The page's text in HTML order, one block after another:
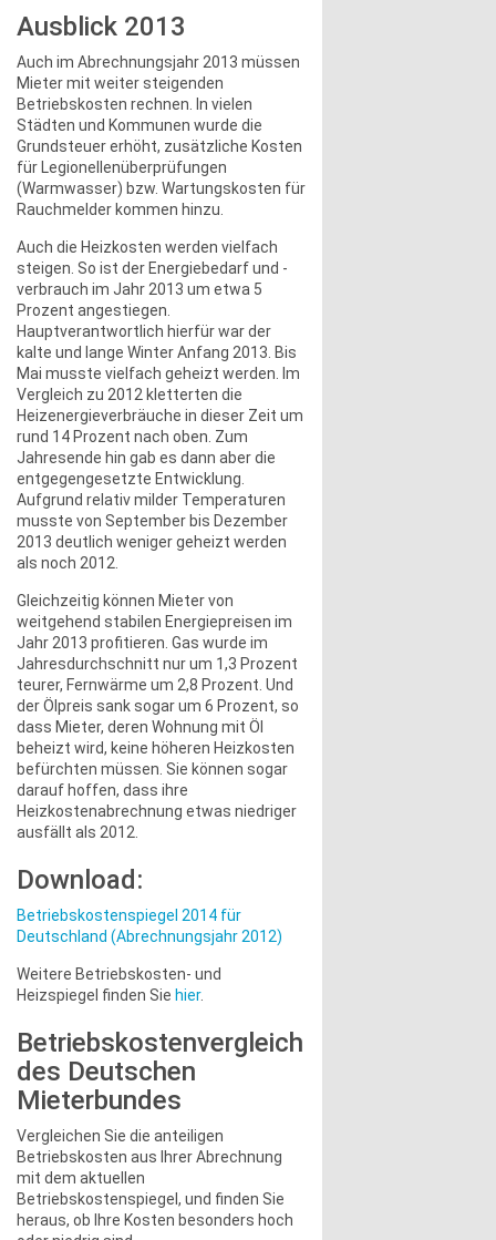
Ausblick 2013
Auch im Abrechnungsjahr 2013 müssen
Mieter mit weiter steigenden
Betriebskosten rechnen. In vielen
Städten und Kommunen wurde die
Grundsteuer erhöht, zusätzliche Kosten
für Legionellenüberprüfungen
(Warmwasser) bzw. Wartungskosten für
Rauchmelder kommen hinzu.
Auch die Heizkosten werden vielfach
steigen. So ist der Energiebedarf und -
verbrauch im Jahr 2013 um etwa 5
Prozent angestiegen.
Hauptverantwortlich hierfür war der
kalte und lange Winter Anfang 2013. Bis
Mai musste vielfach geheizt werden. Im
Vergleich zu 2012 kletterten die
Heizenergieverbräuche in dieser Zeit um
rund 14 Prozent nach oben. Zum
Jahresende hin gab es dann aber die
entgegengesetzte Entwicklung.
Aufgrund relativ milder Temperaturen
musste von September bis Dezember
2013 deutlich weniger geheizt werden
als noch 2012.
Gleichzeitig können Mieter von
weitgehend stabilen Energiepreisen im
Jahr 2013 profitieren. Gas wurde im
Jahresdurchschnitt nur um 1,3 Prozent
teurer, Fernwärme um 2,8 Prozent. Und
der Ölpreis sank sogar um 6 Prozent, so
dass Mieter, deren Wohnung mit Öl
beheizt wird, keine höheren Heizkosten
befürchten müssen. Sie können sogar
darauf hoffen, dass ihre
Heizkostenabrechnung etwas niedriger
ausfällt als 2012.
Download:
Betriebskostenspiegel 2014 für
Deutschland (Abrechnungsjahr 2012)
Weitere Betriebskosten- und
Heizspiegel finden Sie hier.
Betriebskostenvergleich
des Deutschen
Mieterbundes
Vergleichen Sie die anteiligen
Betriebskosten aus Ihrer Abrechnung
mit dem aktuellen
Betriebskostenspiegel, und finden Sie
heraus, ob Ihre Kosten besonders hoch